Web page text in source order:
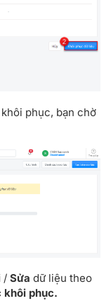
phục, bạn chờ
/ Sửa dữ liệu theo
khôi phục.